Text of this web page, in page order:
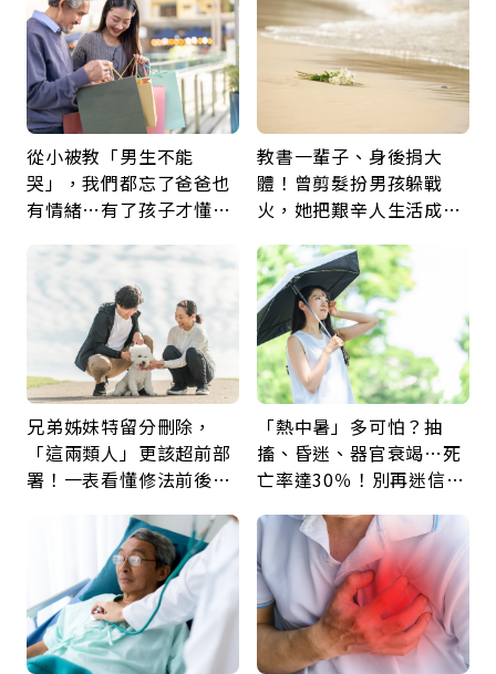
下一則 ＋
投資也要「斷捨離」！ 阮慕驊人
生體悟：做對賺錢2策略，賺到
退休、賺到自由健康
從小被教「男生不能
哭」，我們都忘了爸爸也
有情緒…有了孩子才懂：
久違的關心
教書一輩子、身後捐大
體！曾剪髮扮男孩躲戰
火，她把艱辛人生活成風
福
兄弟姊妹特留分刪除，
「這兩類人」更該超前部
署！一表看懂修法前後差
「熱中暑」多可怕？抽
搐、昏迷、器官衰竭…死
亡率達30％！別再迷信
5招才能真救命